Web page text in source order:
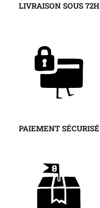
LIVRAISON SOUS 72H
PAIEMENT SÉCURISÉ